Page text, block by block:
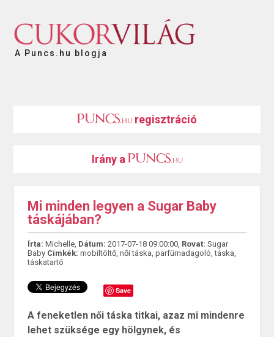
A Puncs.hu blogja
regisztráció
Irány a
Mi minden legyen a Sugar Baby
táskájában?
Írta: Michelle, Dátum: 2017-07-18 09:00:00, Rovat: Sugar
Baby Címkék: mobiltöltő, női táska, parfümadagoló,táska,
táskatartó
Save
A feneketlen női táska titkai, azaz mi mindenre
lehet szüksége egy hölgynek, és